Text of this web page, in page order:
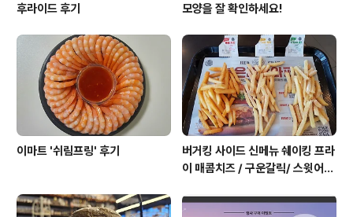
후라이드 후기
모양을 잘 확인하세요!
이마트 '쉬림프링' 후기
버거킹 사이드 신메뉴 쉐이킹 프라
이 매콤치즈 / 구운갈릭/ 스윗어니